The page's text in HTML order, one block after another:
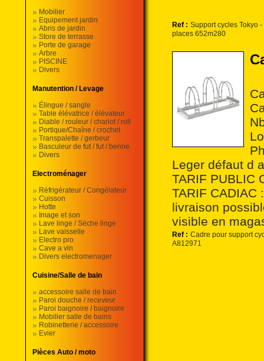
Mobilier
Equipement jardin
Abris de jardin
Store de terrasse
Porte de garage
Arbre
PISCINE
Divers
Manutention / Levage
Élingue / sangle
Table élévatrice / élévateur
Diable / rouleur / chariot / roll
Portique/Chaîne / crochet
Transpalette / gerbeur
Basculeur de fut / fut / benne
Divers
Electroménager
Réfrigérateur / Congélateur
Cuisson
Hotte
Image et son
Lave linge / Sèche linge
Lave vaisselle
Electro pro
Cave a vin
Divers electromenager
Cuisine/Salle de bain
accessoire salle de bain
Paroi douche / receveur
Paroi baignoire / baignoire
Mobilier salle de bains
Robinetterie / accessoire
Evier
Pièces Auto / moto
Ref : Support cycles Tokyo -
places 652m280
Leger défaut d
TARIF PUBLIC
TARIF CADIAC
livraison
visible en
Ref : Cadre pour support
A812971